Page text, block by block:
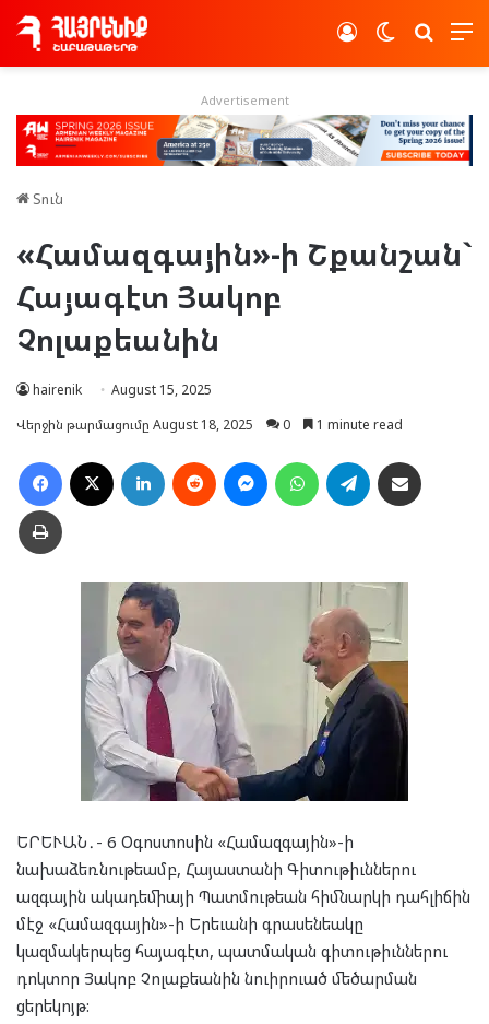
Switch skin
Log In
Advertisement
Տուն
«Համազգային»-ի Շքանշան`
Հայագէտ Յակոբ
Չոլաքեանին
hairenik
August 15, 2025
Վերջին թարմացումը August 18, 2025
0 1 minute read
Facebook LinkedIn Reddit MessengerWhatsAppTelegram
Տպել
ԵՐԵՒԱՆ․- 6 Օգոստոսին «Համազգային»-ի
նախաձեռնութեամբ, Հայաստանի Գիտութիւններու
ազգային ակադեմիայի Պատմութեան հիմնարկի դահլիճին
մէջ «Համազգային»-ի Երեւանի գրասենեակը
կազմակերպեց հայագէտ, պատմական գիտութիւններու
դոկտոր Յակոբ Չոլաքեանին նուիրուած մեծարման
ցերեկոյթ: